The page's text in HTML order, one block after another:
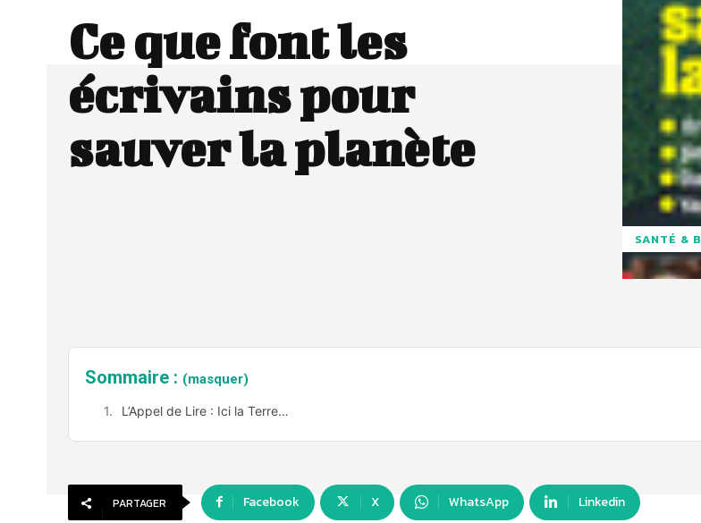
Ce que font les
écrivains pour
sauver la planète
SANTÉ &
Sommaire : (masquer)
L’Appel de Lire : Ici la Terre…
PARTAGER Facebook X WhatsApp Linkedin